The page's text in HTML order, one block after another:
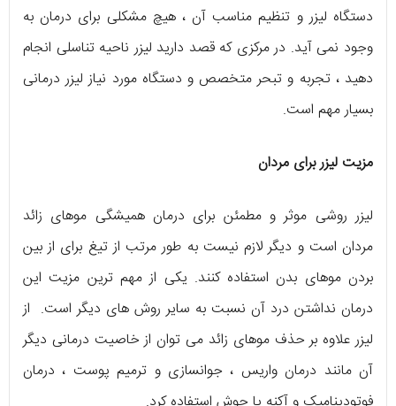
دستگاه لیزر و تنظیم مناسب آن ، هیچ مشکلی برای درمان به
وجود نمی آید. در مرکزی که قصد دارید لیزر ناحیه تناسلی انجام
دهید ، تجربه و تبحر متخصص و دستگاه مورد نیاز لیزر درمانی
بسیار مهم است.
مزیت لیزر برای مردان
لیزر روشی موثر و مطمئن برای درمان همیشگی موهای زائد
مردان است و دیگر لازم نیست به طور مرتب از تیغ برای از بین
بردن موهای بدن استفاده کنند. یکی از مهم ترین مزیت این
درمان نداشتن درد آن نسبت به سایر روش های دیگر است. از
لیزر علاوه بر حذف موهای زائد می توان از خاصیت درمانی دیگر
آن مانند درمان واریس ، جوانسازی و ترمیم پوست ، درمان